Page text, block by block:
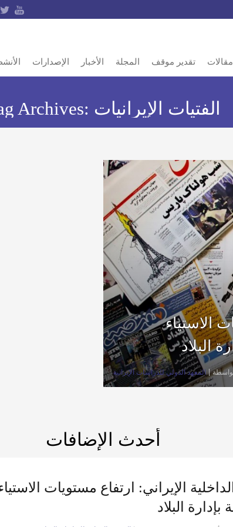
مقالات تقدير موقف المجلة الأخبار الإصدارات
Archives: الفتيات الإيرانيات
الاستياء
البلاد
المعهد الدولي للدراسات الإيرانية
أحدث الإضافات
الإيراني: ارتفاع مستويات
البلاد